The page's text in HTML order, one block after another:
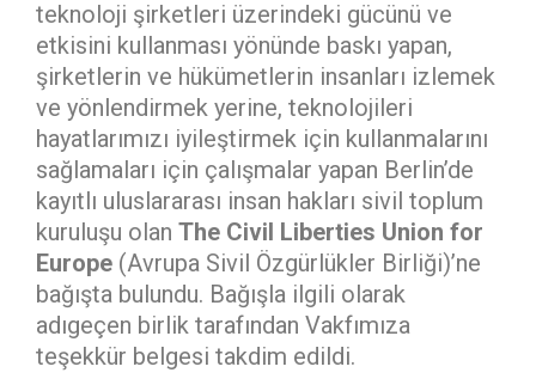
teknoloji şirketleri üzerindeki gücünü ve
etkisini kullanması yönünde baskı yapan,
şirketlerin ve hükümetlerin insanları izlemek
ve yönlendirmek yerine, teknolojileri
hayatlarımızı iyileştirmek için kullanmalarını
sağlamaları için çalışmalar yapan Berlin’de
kayıtlı uluslararası insan hakları sivil toplum
kuruluşu olan The Civil Liberties Union for
Europe (Avrupa Sivil Özgürlükler Birliği)’ne
bağışta bulundu. Bağışla ilgili olarak
adıgeçen birlik tarafından Vakfımıza
teşekkür belgesi takdim edildi.